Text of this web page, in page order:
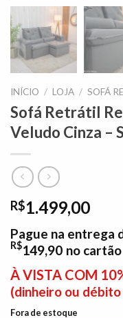
INÍCIO / LOJA / SOFÁ
Sofá Retrátil
Veludo Cinza –
R$1.499,00
Pague na entrega
R$149,90 no cartão
À VISTA COM
(dinheiro ou
Fora de estoque